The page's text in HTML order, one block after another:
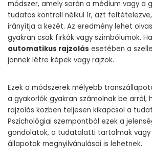
módszer, amely során a médium vagy a
tudatos kontroll nélkül ír, azt
irányítja a kezét. Az eredmény lehet
gyakran csak firkák vagy szimbólumok.
automatikus rajzolás esetében a
jönnek létre képek vagy rajzok.
Ezek a módszerek mélyebb
a gyakorlók gyakran számolnak be arról,
rajzolás közben teljesen kikapcsol a
Pszichológiai szempontból ezek a
gondolatok, a tudatalatti tartalmak vagy
állapotok megnyilvánulásai is lehetnek.